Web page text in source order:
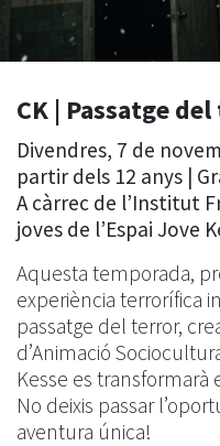
CK | Passatge
Divendres, 7 de
partir dels 12 anys |
A càrrec de l’Institut
joves de l’Espai Jove
Aquesta temporada,
experiència terrorífica
passatge del terror,
d’Animació
Kesse es
No deixis passar
aventura única!